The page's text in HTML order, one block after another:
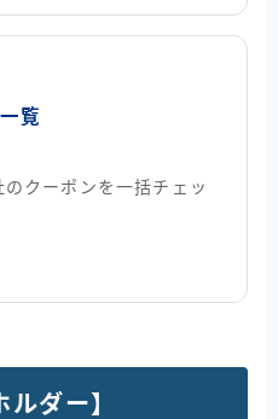
覧
クーポンを一括チェッ
ルダー】